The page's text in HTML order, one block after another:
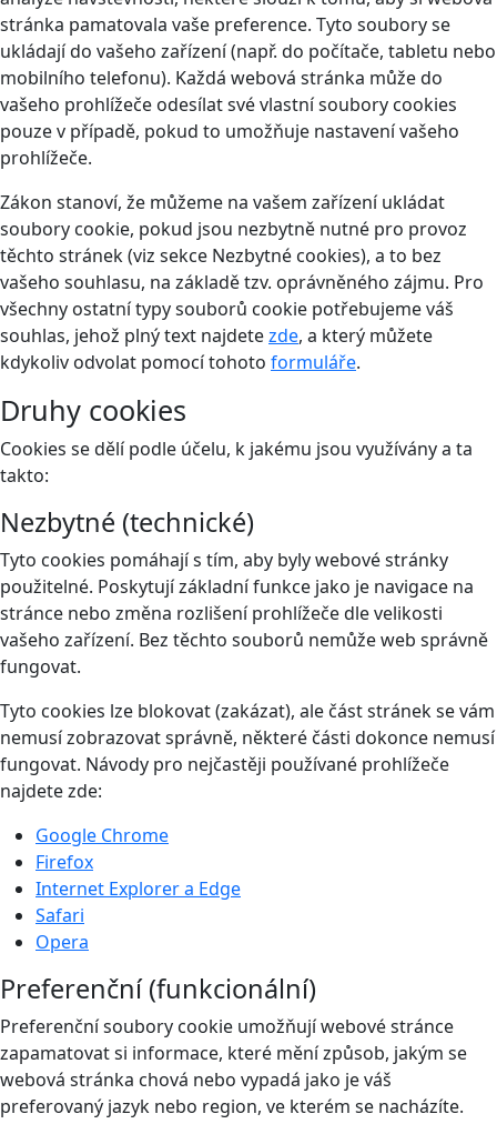
stránka pamatovala vaše preference. Tyto soubory se
ukládají do vašeho zařízení (např. do počítače, tabletu nebo
mobilního telefonu). Každá webová stránka může do
vašeho prohlížeče odesílat své vlastní soubory cookies
pouze v případě, pokud to umožňuje nastavení vašeho
prohlížeče.
Zákon stanoví, že můžeme na vašem zařízení ukládat
soubory cookie, pokud jsou nezbytně nutné pro provoz
těchto stránek (viz sekce Nezbytné cookies), a to bez
vašeho souhlasu, na základě tzv. oprávněného zájmu. Pro
všechny ostatní typy souborů cookie potřebujeme váš
souhlas, jehož plný text najdetezde, a který můžete
kdykoliv odvolat pomocí tohoto formuláře.
Druhy cookies
Cookies se dělí podle účelu, k jakému jsou využívány a ta
takto:
Nezbytné (technické)
Tyto cookies pomáhají s tím, aby byly webové stránky
použitelné. Poskytují základní funkce jako je navigace na
stránce nebo změna rozlišení prohlížeče dle velikosti
vašeho zařízení. Bez těchto souborů nemůže web správně
fungovat.
Tyto cookies lze blokovat (zakázat), ale část stránek se vám
nemusí zobrazovat správně, některé části dokonce nemusí
fungovat. Návody pro nejčastěji používané prohlížeče
najdete zde:
Google Chrome
Firefox
Internet Explorer a Edge
Safari
Opera
Preferenční (funkcionální)
Preferenční soubory cookie umožňují webové stránce
zapamatovat si informace, které mění způsob, jakým se
webová stránka chová nebo vypadá jako je váš
preferovaný jazyk nebo region, ve kterém se nacházíte.